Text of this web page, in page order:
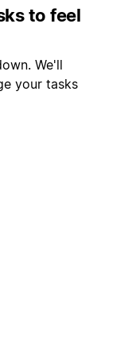
to feel
We'll
your tasks